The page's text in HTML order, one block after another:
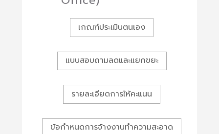
เกณฑ์ประเมินตนเอง
แบบสอบถามลดและแยกขยะ
รายละเอียดการให้คะแนน
ข้อกำหนดการจ้างงานทำความสะอาด